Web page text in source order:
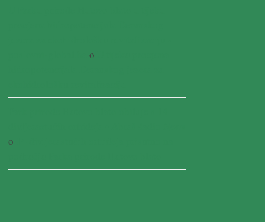
o
o